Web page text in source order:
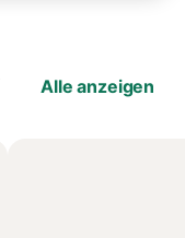
Alle anzeigen